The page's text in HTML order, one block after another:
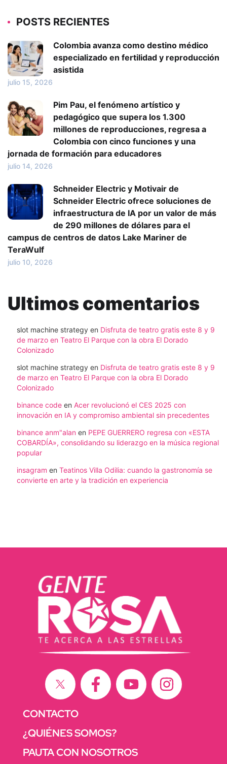
POSTS RECIENTES
Colombia avanza como destino médico
especializado en fertilidad y reproducción
asistida
julio 15, 2026
Pim Pau, el fenómeno artístico y
pedagógico que supera los 1.300
millones de reproducciones, regresa a
Colombia con cinco funciones y una
jornada de formación para educadores
julio 14, 2026
Schneider Electric y Motivair de
Schneider Electric ofrece soluciones de
infraestructura de IA por un valor de más
de 290 millones de dólares para el
campus de centros de datos Lake Mariner de
TeraWulf
julio 10, 2026
Ultimos comentarios
slot machine strategy en Disfruta de teatro gratis este 8 y 9
de marzo en Teatro El Parque con la obra El Dorado
Colonizado
slot machine strategy en Disfruta de teatro gratis este 8 y 9
de marzo en Teatro El Parque con la obra El Dorado
Colonizado
binance code en Acer revolucionó el CES 2025 con
innovación en IA y compromiso ambiental sin precedentes
binance anm"alan en PEPE GUERRERO regresa con «ESTA
COBARDÍA», consolidando su liderazgo en la música regional
popular
insagram en Teatinos Villa Odilia: cuando la gastronomía se
convierte en arte y la tradición en experiencia
CONTACTO
¿QUIÉNES SOMOS?
PAUTA CON NOSOTROS